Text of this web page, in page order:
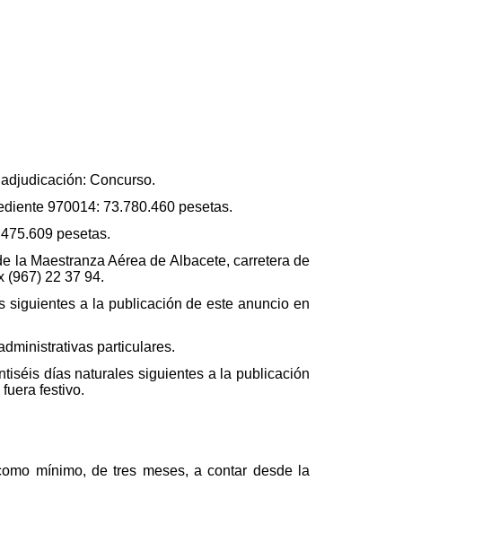
Concurso.
970014: 73.780.460 pesetas.
pesetas.
la Maestranza Aérea de Albacete, carretera de
(967) 22 37 94.
siguientes a la publicación de este anuncio en
particulares.
días naturales siguientes a la publicación
festivo.
mínimo, de tres meses, a contar desde la